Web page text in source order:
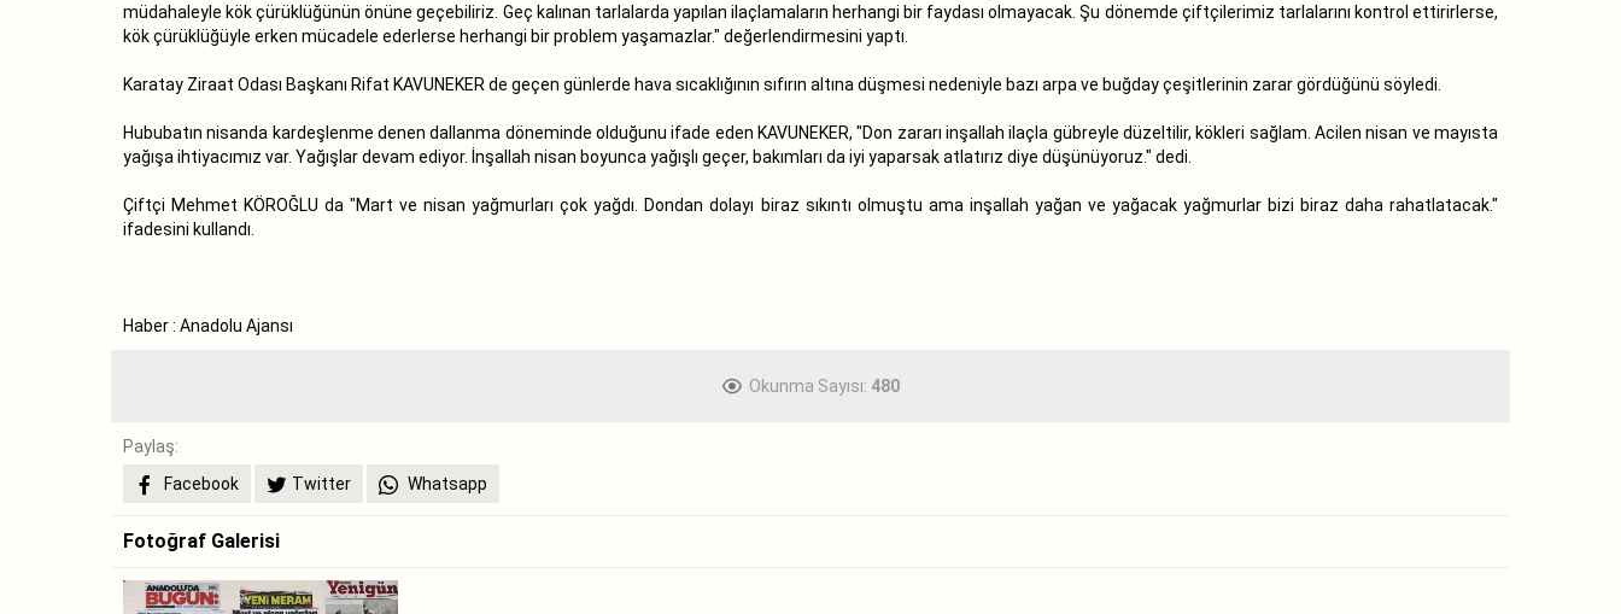
müdahaleyle kök çürüklüğünün önüne geçebiliriz. Geç kalınan tarlalarda yapılan ilaçlamaların herhangi bir faydası olmayacak. Şu dönemde çiftçilerimiz tarlalarını kontrol ettirirlerse,
kök çürüklüğüyle erken mücadele ederlerse herhangi bir problem yaşamazlar." değerlendirmesini yaptı.
Karatay Ziraat Odası Başkanı Rifat KAVUNEKER de geçen günlerde hava sıcaklığının sıfırın altına düşmesi nedeniyle bazı arpa ve buğday çeşitlerinin zarar gördüğünü söyledi.
Hububatın nisanda kardeşlenme denen dallanma döneminde olduğunu ifade eden KAVUNEKER, "Don zararı inşallah ilaçla gübreyle düzeltilir, kökleri sağlam. Acilen nisan ve mayısta
yağışa ihtiyacımız var. Yağışlar devam ediyor. İnşallah nisan boyunca yağışlı geçer, bakımları da iyi yaparsak atlatırız diye düşünüyoruz." dedi.
Çiftçi Mehmet KÖROĞLU da "Mart ve nisan yağmurları çok yağdı. Dondan dolayı biraz sıkıntı olmuştu ama inşallah yağan ve yağacak yağmurlar bizi biraz daha rahatlatacak."
ifadesini kullandı.
Haber : Anadolu Ajansı
Okunma Sayısı: 480
Paylaş:
Facebook
Twitter Whatsapp
Fotoğraf Galerisi